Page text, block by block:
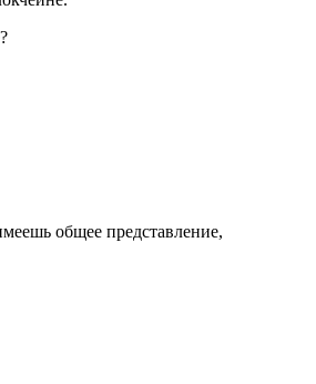
общее представление,